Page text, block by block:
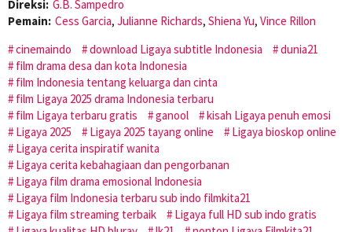
Direksi: G.B. Sampedro
Pemain: Cess Garcia, Julianne Richards, Shiena Yu, Vince Rillon
cinemaindo
download Ligaya subtitle Indonesia
dunia21
film drama desa dan kota Indonesia
film Indonesia tentang keluarga dan cinta
film Ligaya 2025 drama Indonesia terbaru
film Ligaya terbaru gratis
ganool
kisah Ligaya penuh emosi
Ligaya 2025
Ligaya 2025 tayang online
Ligaya bioskop online
Ligaya cerita inspiratif wanita
Ligaya cerita kebahagiaan dan pengorbanan
Ligaya film drama emosional Indonesia
Ligaya film Indonesia terbaru sub indo filmkita21
Ligaya film streaming terbaik
Ligaya full HD sub indo gratis